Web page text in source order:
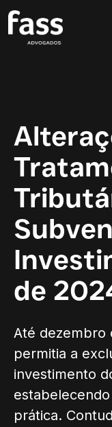
de
Até dezembro
permitia a
investimento
prática.